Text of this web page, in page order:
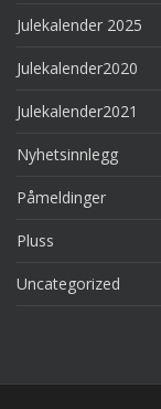
Julekalender 2025
Julekalender2020
Julekalender2021
Nyhetsinnlegg
Påmeldinger
Pluss
Uncategorized